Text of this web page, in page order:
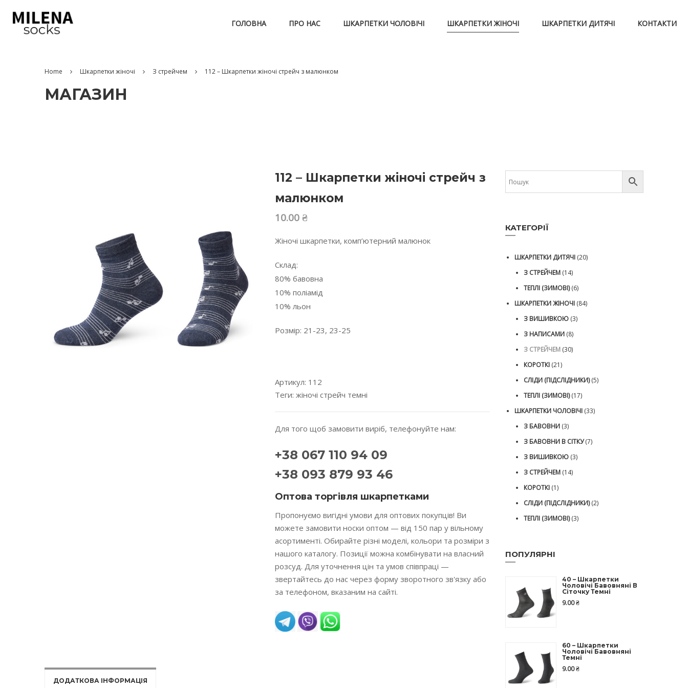
ГОЛОВНА ПРО НАС ШКАРПЕТКИ ЧОЛОВІЧІ ШКАРПЕТКИ ЖІНОЧІ ШКАРПЕТКИ ДИТЯЧІ КОНТАКТИ
Home Шкарпетки жіночі З стрейчем 112 – Шкарпетки жіночі стрейч з малюнком
МАГАЗИН
112 – Шкарпетки жіночі стрейч з
малюнком
10.00 ₴
Жіночі шкарпетки, комп’ютерний малюнок
Склад:
80% бавовна
10% поліамід
10% льон
Розмір: 21-23, 23-25
Артикул: 112
Теги: жіночі стрейч темні
Для того щоб замовити виріб, телефонуйте нам:
+38 067 110 94 09
+38 093 879 93 46
Оптова торгівля шкарпетками
Пропонуємо вигідні умови для оптових покупців! Ви
можете замовити носки оптом — від 150 пар у вільному
асортименті. Обирайте різні моделі, кольори та розміри з
нашого каталогу. Позиції можна комбінувати на власний
розсуд. Для уточнення цін та умов співпраці —
звертайтесь до нас через форму зворотного зв'язку або
за телефоном, вказаним на сайті.
ДОДАТКОВА ІНФОРМАЦІЯ
КАТЕГОРІЇ
ШКАРПЕТКИ ДИТЯЧІ (20)
З СТРЕЙЧЕМ (14)
ТЕПЛІ (ЗИМОВІ) (6)
ШКАРПЕТКИ ЖІНОЧІ (84)
З ВИШИВКОЮ (3)
З НАПИСАМИ (8)
З СТРЕЙЧЕМ (30)
КОРОТКІ (21)
СЛІДИ (ПІДСЛІДНИКИ) (5)
ТЕПЛІ (ЗИМОВІ) (17)
ШКАРПЕТКИ ЧОЛОВІЧІ (33)
З БАВОВНИ (3)
З БАВОВНИ В СІТКУ (7)
З ВИШИВКОЮ (3)
З СТРЕЙЧЕМ (14)
КОРОТКІ (1)
СЛІДИ (ПІДСЛІДНИКИ) (2)
ТЕПЛІ (ЗИМОВІ) (3)
ПОПУЛЯРНІ
40 – Шкарпетки
Чоловічі Бавовняні В
Сіточку Темні
9.00₴
60 – Шкарпетки
Чоловічі Бавовняні
Темні
9.00₴